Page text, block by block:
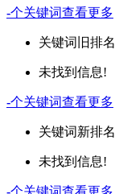
-个关键词查看更多
关键词 旧排名
未找到信息!
-个关键词查看更多
关键词新排名
未找到信息!
-个关键词查看更多